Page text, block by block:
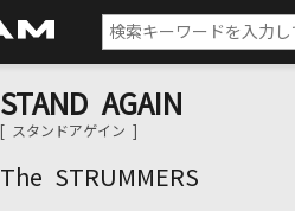
STAND AGAIN
[ スタンドアゲイン ]
The STRUMMERS